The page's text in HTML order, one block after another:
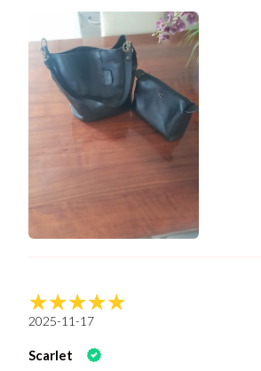
2025-11-17
Scarlet